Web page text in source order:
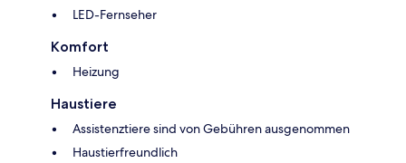
LED-Fernseher
Komfort
Heizung
Haustiere
Assistenztiere sind von Gebühren ausgenommen
Haustierfreundlich